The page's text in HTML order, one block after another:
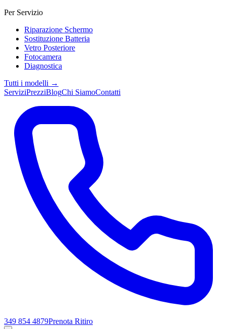
Per Servizio
Riparazione Schermo
Sostituzione Batteria
Vetro Posteriore
Fotocamera
Diagnostica
Tutti i modelli →
ServiziPrezziBlogChi SiamoContatti
349 854 4879Prenota Ritiro